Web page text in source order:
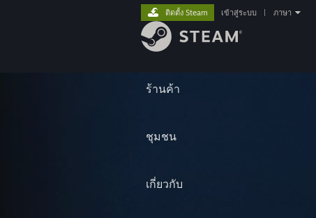
ร้านค้า
ชุมชน
เกี่ยวกับ
ติดตั้ง Steam เข้าสู่ระบบ ภาษา